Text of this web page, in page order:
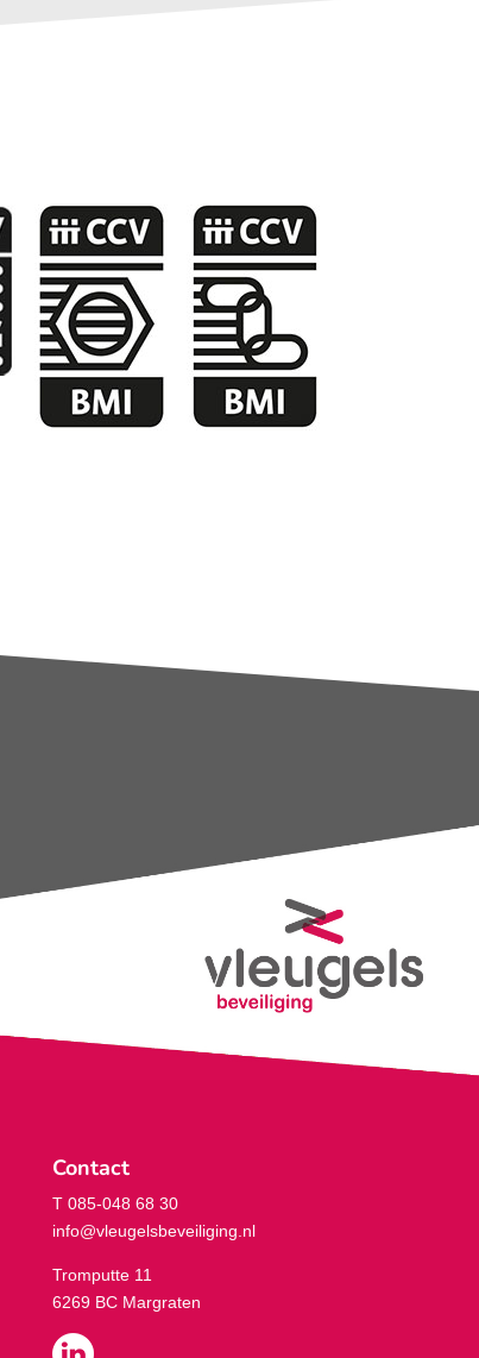
Contact
T 085-048 68 30
info@vleugelsbeveiliging.nl
Tromputte 11
6269 BC Margraten